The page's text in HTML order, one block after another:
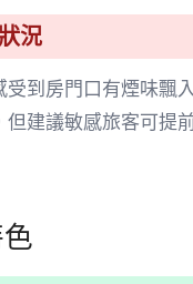
況
受到房門口有煙味飄
但建議敏感旅客可提